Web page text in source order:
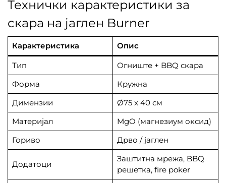
Технички карактеристики за
скара на јаглен Burner
Карактеристика Опис
Тип
Огниште + BBQ скара
Форма
Кружна
Димензии
Ø75 x 40 см
Материјал
MgO (магнезиум оксид)
Гориво
Дрво / јаглен
Додатоци
Заштитна мрежа, BBQ
решетка, fire poker